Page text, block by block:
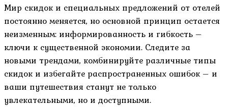
Мир скидок и специальных предложений от отелей
постоянно меняется, но основной принцип остается
неизменным: информированность и гибкость –
ключи к существенной экономии. Следите за
новыми трендами, комбинируйте различные типы
скидок и избегайте распространенных ошибок – и
ваши путешествия станут не только
увлекательными, но и доступными.